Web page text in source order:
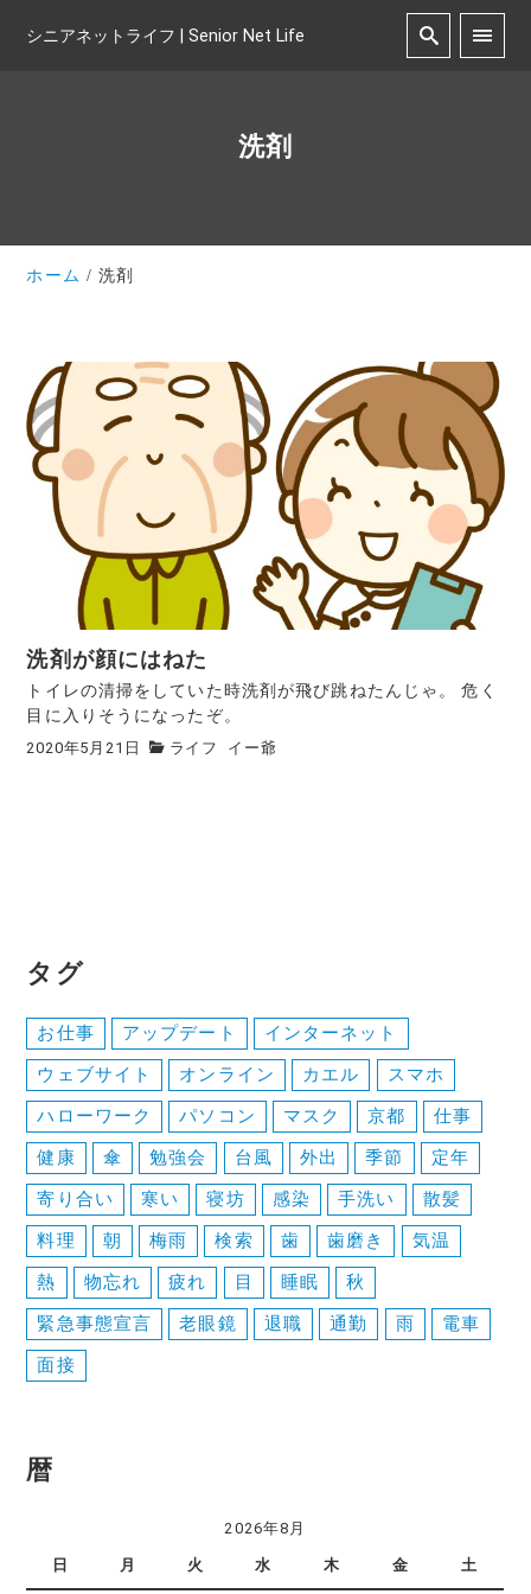
シニアネットライフ | Senior Net Life
洗剤
ホーム 洗剤
洗剤が顔にはねた
トイレの清掃をしていた時洗剤が飛び跳ねたんじゃ。 危く
目に入りそうになったぞ。
2020年5月21日 ライフ イー爺
タグ
お仕事 アップデート
インターネット
ウェブサイト
オンライン カエル
スマホ
ハローワーク
パソコン マスク 京都
仕事
健康
傘 勉強会 台風 外出 季節
定年
寄り合い
寒い 寝坊 感染 手洗い
散髪
料理
朝 梅雨 検索 歯 歯磨き
気温
熱
物忘れ 疲れ 目 睡眠
秋
緊急事態宣言
老眼鏡 退職 通勤 雨
電車
面接
暦
2026年8月
日 月 火 水 木 金 土